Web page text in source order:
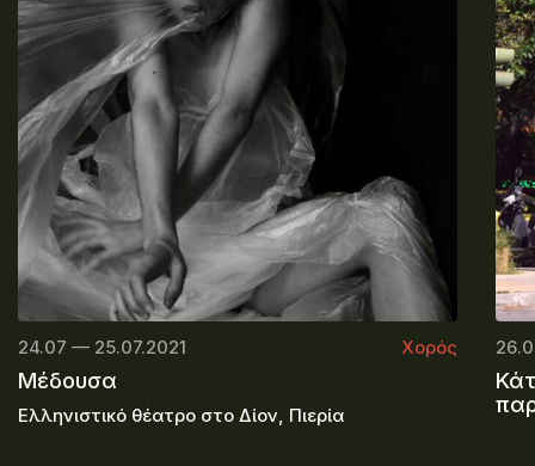
24.07 — 25.07.2021 Χορός
Μέδουσα
Ελληνιστικό θέατρο στο Δίον, Πιερία